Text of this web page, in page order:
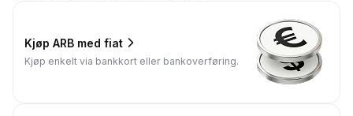
Kjøp ARB med fiat
Kjøp enkelt via bankkort eller bankoverføring.